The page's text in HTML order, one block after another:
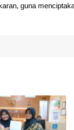
guna